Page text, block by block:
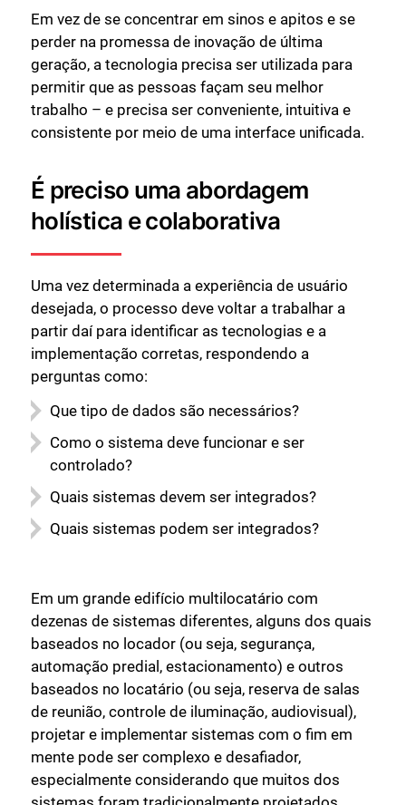
Em vez de se concentrar em sinos e apitos e se
perder na promessa de inovação de última
geração, a tecnologia precisa ser utilizada para
permitir que as pessoas façam seu melhor
trabalho – e precisa ser conveniente, intuitiva e
consistente por meio de uma interface unificada.
É preciso uma abordagem
holística e colaborativa
Uma vez determinada a experiência de usuário
desejada, o processo deve voltar a trabalhar a
partir daí para identificar as tecnologias e a
implementação corretas, respondendo a
perguntas como:
Que tipo de dados são necessários?
Como o sistema deve funcionar e ser
controlado?
Quais sistemas devem ser integrados?
Quais sistemas podem ser integrados?
Em um grande edifício multilocatário com
dezenas de sistemas diferentes, alguns dos quais
baseados no locador (ou seja, segurança,
automação predial, estacionamento) e outros
baseados no locatário (ou seja, reserva de salas
de reunião, controle de iluminação, audiovisual),
projetar e implementar sistemas com o fim em
mente pode ser complexo e desafiador,
especialmente considerando que muitos dos
Fechar